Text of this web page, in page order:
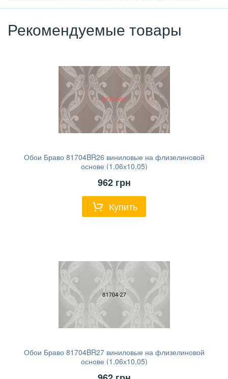
Рекомендуемые товары
Обои Браво 81704BR26 виниловые на флизелиновой
основе (1,06х10,05)
962грн
Купить
Обои Браво 81704BR27 виниловые на флизелиновой
основе (1,06х10,05)